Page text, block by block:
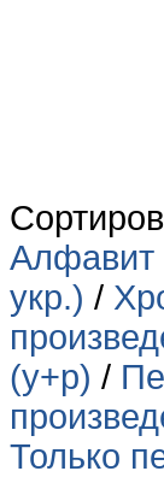
Алфавит
укр.) /
(у+р) /
Только